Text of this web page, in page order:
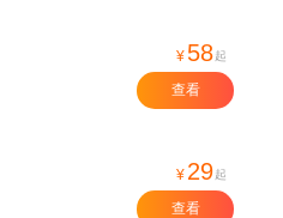
¥ 58起
查看
¥ 29起
查看